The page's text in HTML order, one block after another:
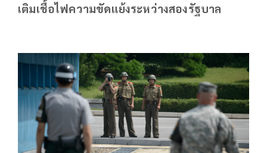
เติมเชื้อไฟความขัดแย้งระหว่างสองรัฐบาล